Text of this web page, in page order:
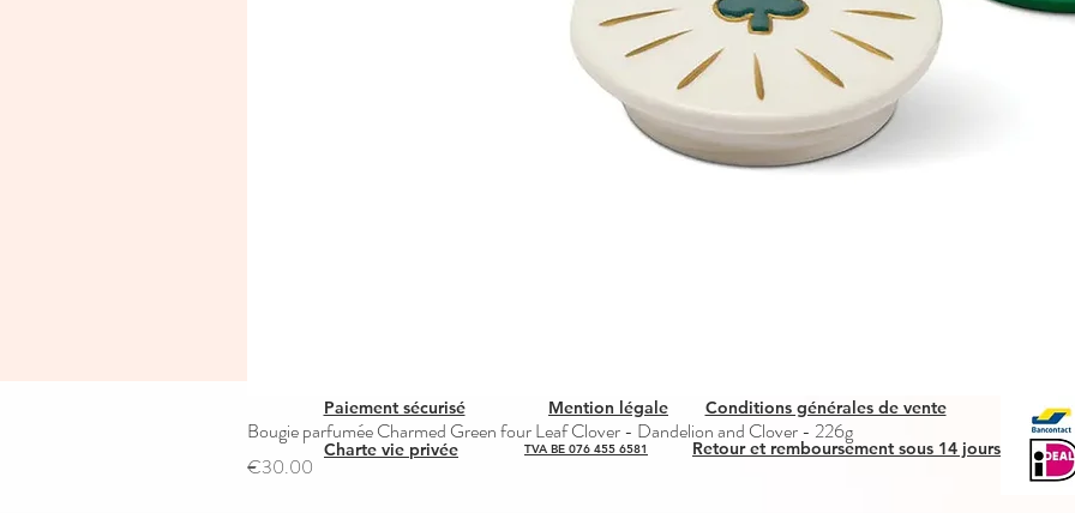
Quick View
Bougie parfumée Charmed Green four Leaf Clover - Dandelion and Clover - 226g
Price
€30.00
Paiement sécurisé Mention légale
Conditions générales de vente
Charte vie privée
Retour et remboursement sous 14 jours
TVA BE 076 455 6581